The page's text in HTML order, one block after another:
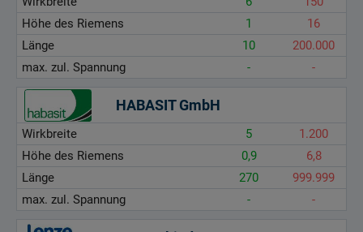
Höhe des Riemens
1
16
Länge
10
200.000
max. zul. Spannung
- -
HABASIT GmbH
Wirkbreite 5
1.200
Höhe des Riemens
0,9
6,8
Länge
270
999.999
max. zul. Spannung
- -